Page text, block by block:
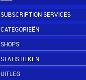
SUBSCRIPTION SERVICES
CATEGORIEËN
SHOPS
STATISTIEKEN
UITLEG